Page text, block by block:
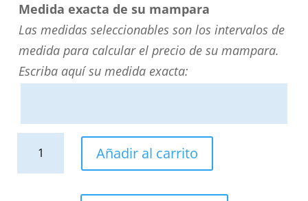
Medida exacta de su mampara
Las medidas seleccionables son los intervalos de
medida para calcular el precio de su mampara.
Escriba aquí su medida exacta:
Añadir al carrito